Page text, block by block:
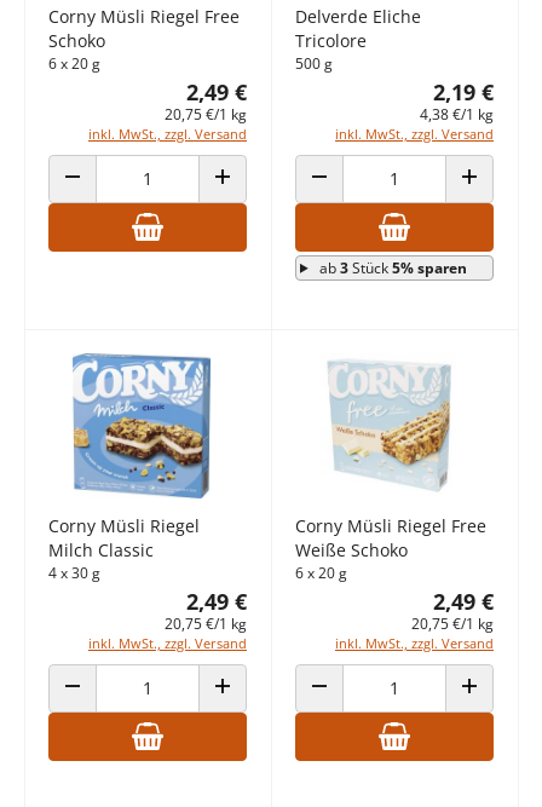
Corny Müsli Riegel Free
Schoko
6 x 20 g
2,49 €
20,75 €/1 kg
inkl. MwSt., zzgl. Versand
ANZAHL VERRINGERN ANZAHL ERHÖHEN
Delverde Eliche
Tricolore
500 g
2,19 €
4,38 €/1 kg
inkl. MwSt., zzgl. Versand
ANZAHL VERRINGERN ANZAHL
ab3Stück5% sparen
Corny Müsli Riegel
Milch Classic
4 x 30 g
2,49 €
20,75 €/1 kg
inkl. MwSt., zzgl. Versand
ANZAHL VERRINGERN ANZAHL ERHÖHEN
Corny Müsli Riegel Free
Weiße Schoko
6 x 20 g
2,49 €
20,75 €/1 kg
inkl. MwSt., zzgl. Versand
ANZAHL VERRINGERN ANZAHL